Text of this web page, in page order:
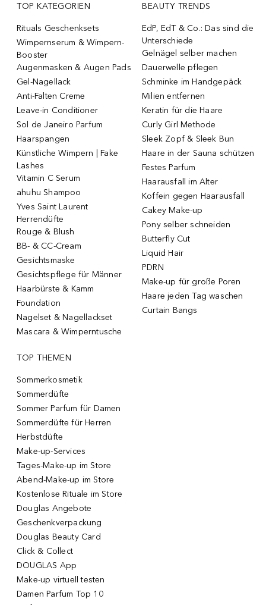
TOP KATEGORIEN
Rituals Geschenksets
Wimpernserum & Wimpern-
Booster
Augenmasken & Augen Pads
Gel-Nagellack
Anti-Falten Creme
Leave-in Conditioner
Sol de Janeiro Parfum
Haarspangen
Künstliche Wimpern | Fake
Lashes
Vitamin C Serum
ahuhu Shampoo
Yves Saint Laurent
Herrendüfte
Rouge & Blush
BB- & CC-Cream
Gesichtsmaske
Gesichtspflege für Männer
Haarbürste & Kamm
Foundation
Nagelset & Nagellackset
Mascara & Wimperntusche
BEAUTY TRENDS
EdP, EdT & Co.: Das sind die
Unterschiede
Gelnägel selber machen
Dauerwelle pflegen
Schminke im Handgepäck
Milien entfernen
Keratin für die Haare
Curly Girl Methode
Sleek Zopf & Sleek Bun
Haare in der Sauna schützen
Festes Parfum
Haarausfall im Alter
Koffein gegen Haarausfall
Cakey Make-up
Pony selber schneiden
Butterfly Cut
Liquid Hair
PDRN
Make-up für große Poren
Haare jeden Tag waschen
Curtain Bangs
TOP THEMEN
Sommerkosmetik
Sommerdüfte
Sommer Parfum für Damen
Sommerdüfte für Herren
Herbstdüfte
Make-up-Services
Tages-Make-up im Store
Abend-Make-up im Store
Kostenlose Rituale im Store
Douglas Angebote
Geschenkverpackung
Douglas Beauty Card
Click & Collect
DOUGLAS App
Make-up virtuell testen
Damen Parfum Top 10